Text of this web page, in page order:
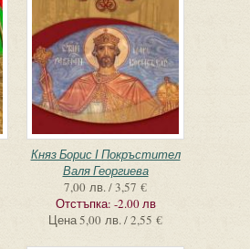
Княз Борис І Покръстител
Валя Георгиева
7,00 лв. / 3,57 €
Отстъпка: -2.00 лв
Цена5,00 лв. / 2,55 €